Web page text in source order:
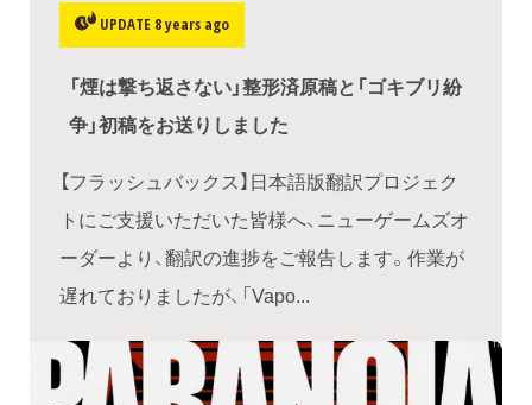
UPDATE 8 years ago
「煙は撃ち返さない」整形済原稿と「ゴキブリ紛
争」初稿をお送りしました
【フラッシュバックス】日本語版翻訳プロジェク
トにご支援いただいた皆様へ、ニューゲームズオ
ーダーより、翻訳の進捗をご報告します。作業が
遅れておりましたが、「Vapo...